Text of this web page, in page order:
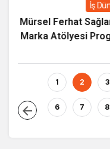
İş
Mürsel Ferhat
Marka Atölyesi
1 2 3
6 7 8